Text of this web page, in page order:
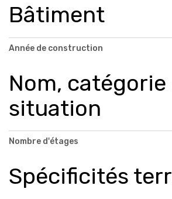
Bâtiment
Année de construction
Nom, catégorie
situation
Nombre d'étages
Spécificités